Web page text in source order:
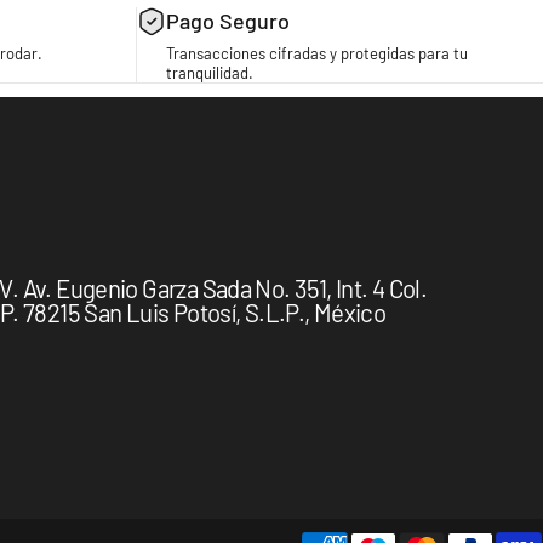
Pago Seguro
Transacciones cifradas y protegidas para tu
tranquilidad.
Av. Eugenio Garza Sada No. 351, Int. 4 Col.
78215 San Luis Potosí, S.L.P., México